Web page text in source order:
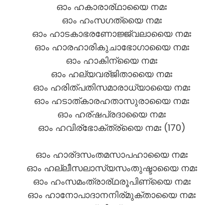
ഓം ഹകാരാര്ഥായൈ നമഃ
ഓം ഹംസഗത്യൈ നമഃ
ഓം ഹാടകാഭരണോജ്ജ്വലായൈ നമഃ
ഓം ഹാരഹാരികുചാഭോഗായൈ നമഃ
ഓം ഹാകിന്യൈ നമഃ
ഓം ഹല്യവര്ജിതായൈ നമഃ
ഓം ഹരിത്പതിസമാരാധ്യായൈ നമഃ
ഓം ഹടാത്കാരഹതാസുരായൈ നമഃ
ഓം ഹര്ഷപ്രദായൈ നമഃ
ഓം ഹവിര്ഭോക്ത്ര്യൈ നമഃ (170)
ഓം ഹാര്ദസംതമസാപഹായൈ നമഃ
ഓം ഹല്ലീസലാസ്യസംതുഷ്ടായൈ നമഃ
ഓം ഹംസമംത്രാര്ഥരൂപിണ്യൈ നമഃ
ഓം ഹാനോപാദാനനിര്മുക്തായൈ നമഃ